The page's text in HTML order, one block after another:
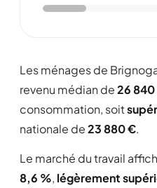
Les ménages de
revenu médian de26 840
consommation, soit
nationale de23 880 €.
Le marché du travail
8,6 %, légèrement